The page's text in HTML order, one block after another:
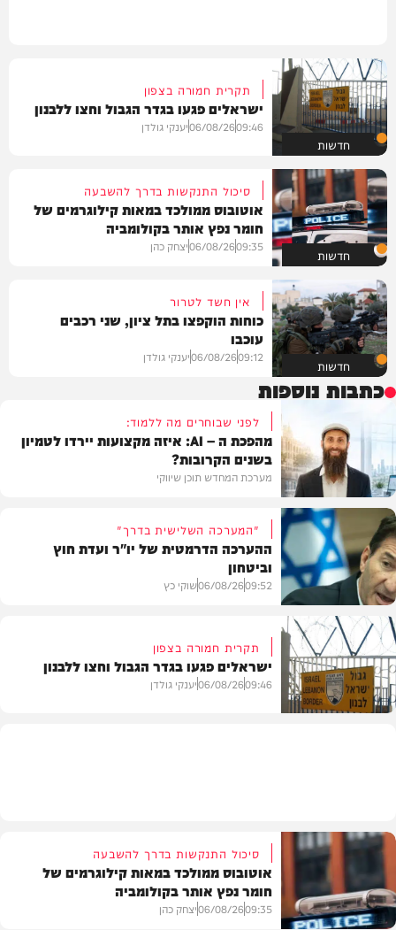
חדשות
תקרית חמורה בצפון
ישראלים פגעו בגדר הגבול וחצו ללבנון
09:46
06/08/26יענקי גולדן
חדשות
סיכול התנקשות בדרך להשבעה
אוטובוס ממולכד במאות קילוגרמים של
חומר נפץ אותר בקולומביה
09:35
06/08/26יצחק כהן
חדשות
אין חשד לטרור
כוחות הוקפצו בתל ציון, שני רכבים
עוכבו
09:12
06/08/26יענקי גולדן
כתבות נוספות
תוכן שיווקי
לפני שבוחרים מה ללמוד:
מהפכת ה – AI: איזה מקצועות יירדו לטמיון
בשנים הקרובות?
מערכת המחדש תוכן שיווקי
חדשות
"המערכה השלישית בדרך"
ההערכה הדרמטית של יו"ר ועדת חוץ
וביטחון
09:52
06/08/26שוקי כץ
תקרית חמורה בצפון
ישראלים פגעו בגדר הגבול וחצו ללבנון
09:46
06/08/26יענקי גולדן
סיכול התנקשות בדרך להשבעה
אוטובוס ממולכד במאות קילוגרמים של
חומר נפץ אותר בקולומביה
09:35
06/08/26יצחק כהן